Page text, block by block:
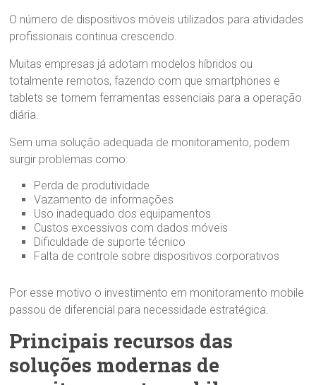
O número de dispositivos móveis utilizados para atividades
profissionais continua crescendo.
Muitas empresas já adotam modelos híbridos ou
totalmente remotos, fazendo com que smartphones e
tablets se tornem ferramentas essenciais para a operação
diária.
Sem uma solução adequada de monitoramento, podem
surgir problemas como:
Perda de produtividade
Vazamento de informações
Uso inadequado dos equipamentos
Custos excessivos com dados móveis
Dificuldade de suporte técnico
Falta de controle sobre dispositivos corporativos
Por esse motivo o investimento em monitoramento mobile
passou de diferencial para necessidade estratégica.
Principais recursos das
soluções modernas de